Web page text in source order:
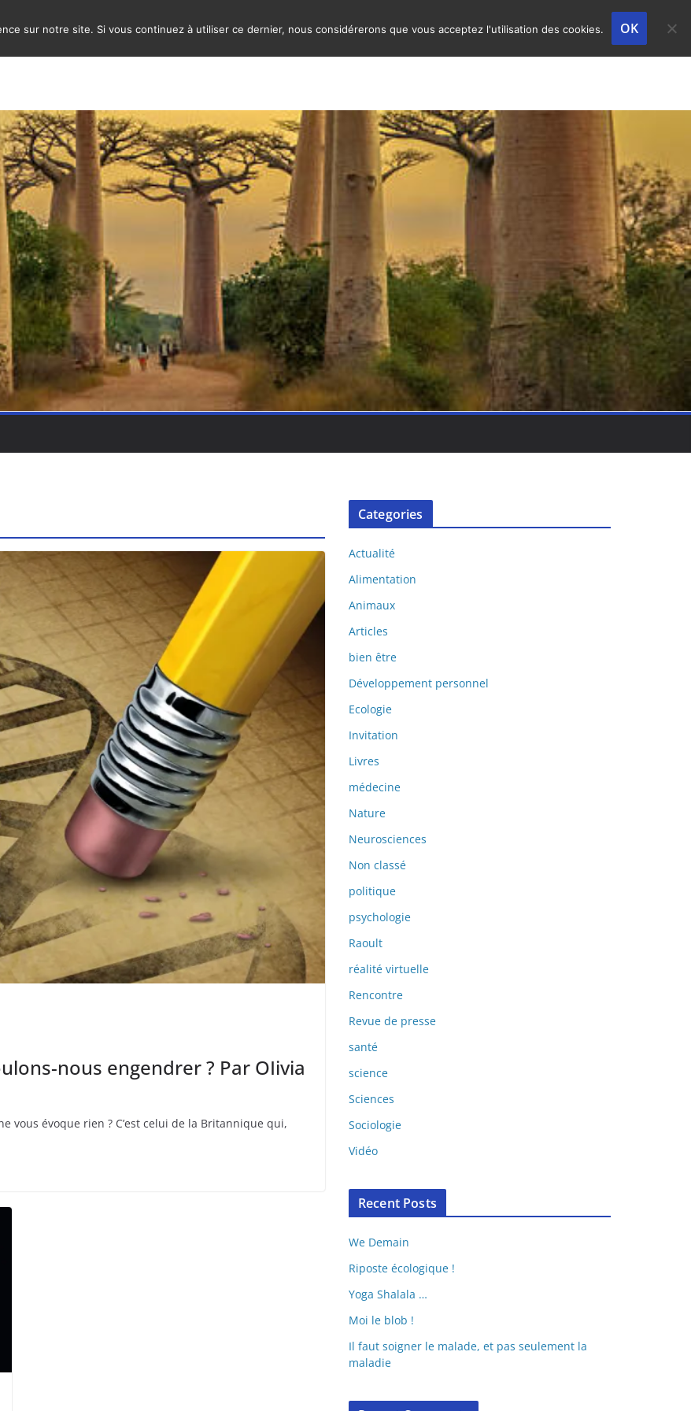
nous engendrer ? Par OIivia
vous évoque rien ? C’est celui de la Britannique qui,
Categories
Actualité
Alimentation
Animaux
Articles
bien être
Développement personnel
Ecologie
Invitation
Livres
médecine
Nature
Neurosciences
Non classé
politique
psychologie
Raoult
réalité virtuelle
Rencontre
Revue de presse
santé
science
Sciences
Sociologie
Vidéo
Recent Posts
We Demain
Riposte écologique !
Yoga Shalala …
Moi le blob !
Il faut soigner le malade, et pas seulement la
maladie
sur notre site. Si vous continuez à utiliser ce dernier, nous considérerons que vous acceptez l'utilisation des cookies. OK